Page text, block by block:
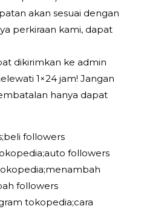
akan sesuai dengan
perkiraan kami, dapat
dikirimkan ke admin
1×24 jam! Jangan
hanya dapat
followers
followers
followers
tokopedia;cara